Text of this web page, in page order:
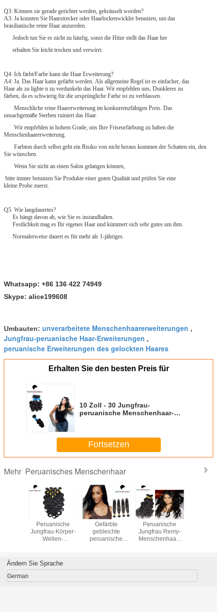
Q3: Können sie gerade gerichtet werden, gekräuselt worden?
A3: Ja konnten Sie Haarstrecker oder Haarlockenwickler benutzen, um das
brasilianische reine Haar anzureden.
Jedoch tun Sie es nicht zu häufig, sonst die Hitze stellt das Haar her
erhalten Sie leicht trocken und verwirrt.
Q4: Ich färbt/Farbe kann die Haar Erweiterung?
A4: Ja. Das Haar kann gefärbt werden. Als allgemeine Regel ist es einfacher, das
Haar als zu lighte n zu verdunkeln das Haar. Wir empfehlen uns, Dunkleres zu
färben, da es schwierig für die ursprüngliche Farbe ist zu verblassen.
Menschliche reine Haarerweiterung im konkurrenzfähigen Preis. Das
unsachgemäße Sterben ruiniert das Haar.
Wir empfehlen in hohem Grade, uns Ihre Friseurfärbung zu haben die
Menschenhaarerweiterung.
Farbton durch selbst geht ein Risiko von nicht heraus kommen der Schatten ein, den
Sie wünschen.
Wenn Sie nicht an einen Salon gelangen können,
bitte immer benutzen Sie Produkte einer guten Qualität und prüfen Sie eine
kleine Probe zuerst.
Q5. Wie langdauertes?
Es hängt davon ab, wie Sie es instandhalten.
Festlichkeit mag es Ihr eigenes Haar und kümmert sich sehr gutes um ihm.
Normalerweise dauert es für mehr als 1-jähriges.
Whatsapp: +86 136 422 74949
Skype: alice199608
Umbauten: unverarbeitete Menschenhaarerweiterungen ,
Jungfrau-peruanische Haar-Erweiterungen ,
peruanische Erweiterungen des gelockten Haares
Erhalten Sie den besten Preis für
10 Zoll - 30 Jungfrau-
peruanische Menschenhaar-
Fortsetzen
Mehr Peruanisches Menschenhaar
Peruanische
Jungfrau-Körper-
Wellen-
verwirren das
freie Haar-
verschütten
Gefärbte
gebleichte
peruanische
Haar-
Peruanische
Jungfrau Remy-
Menschenhaar-
Chemikalie
Ändern Sie Sprache
German